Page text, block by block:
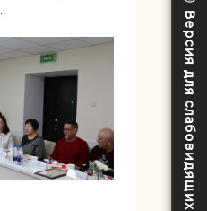
Версия для слабовидящих